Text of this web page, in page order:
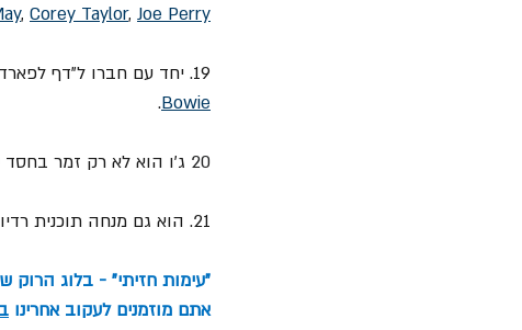
, Corey Taylor, Joe Perry
19. יחד עם חברו ל"דף לפארד" Phil Collen, הוא גם חלק מההרכב "
Bowie
.
20 ג'ו הוא לא רק זמר בחסד
21. הוא גם מנחה תוכנית רדיו בתחנת "Planet Rock radio", כל מוצאי שבת.
"עימות חזיתי" - בלוג הרוק
אתם מוזמנים לעקוב אחרינו